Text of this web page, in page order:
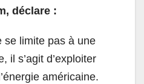
déclare :
se limite pas à une
il s’agit d’exploiter
américaine.